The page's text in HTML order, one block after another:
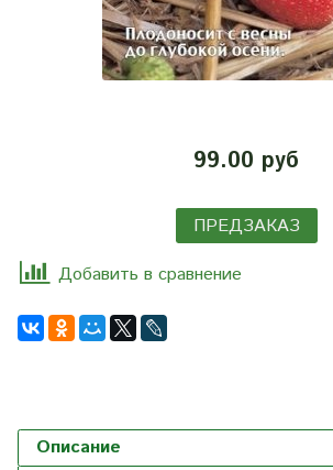
99.00 руб
ПРЕДЗАКАЗ
Добавить в сравнение
Описание